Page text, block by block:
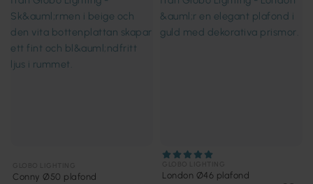
Conny Ø50 plafond London Ø46 plafond